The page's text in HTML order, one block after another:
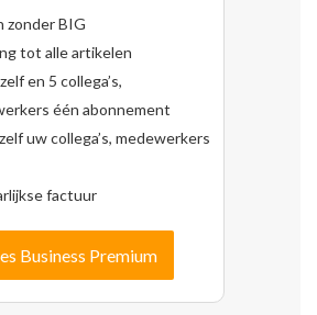
zonder BIG
tot alle artikelen
en 5 collega’s,
één abonnement
uw collega’s, medewerkers
factuur
Business Premium